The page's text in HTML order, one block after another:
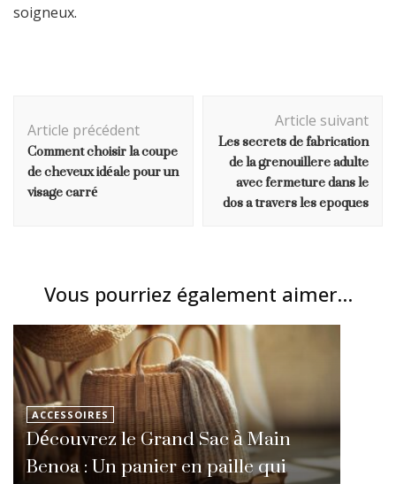
soigneux.
d'article
Article précédent
Comment choisir la coupe
de cheveux idéale pour un
visage carré
Article suivant
Les secrets de fabrication
de la grenouillere adulte
avec fermeture dans le
dos a travers les epoques
Vous pourriez également aimer...
ACCESSOIRES
Découvrez le Grand Sac à Main
Benoa : Un panier en paille qui